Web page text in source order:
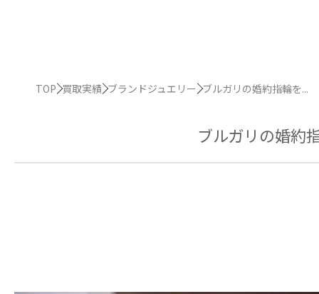
TOP 買取実績 ブランドジュエリー ブルガリの婚約指輪を...
ブルガリの婚約